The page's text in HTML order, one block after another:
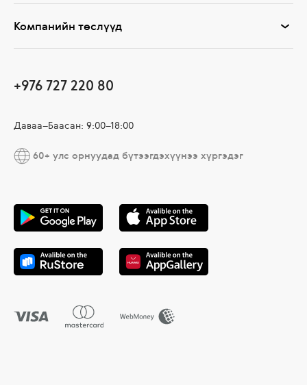
Компанийн төслүүд
+976 727 220 80
Даваа–Баасан: 9:00–18:00
60+ улс орнуудад бүтээгдэхүүнээ хүргэдэг